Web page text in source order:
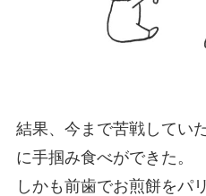
結果、今まで苦戦してい
に手掴み食べができた。
しかも前歯でお煎餅をパ